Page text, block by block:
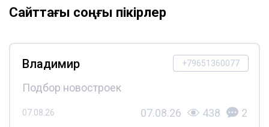
Сайттағы соңғы пікірлер
+79651360077
Владимир
Подбор новостроек
07.08.26 07.08.26 438 2